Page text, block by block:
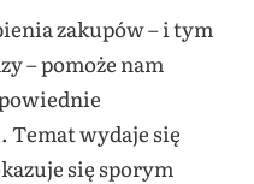
zakupów – i tym
– pomoże nam
wydaje się
się sporym